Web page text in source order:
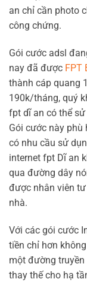
an chỉ cần photo
công chứng.
Gói cước adsl
nay đã được FPT
thành cáp quang
190k/tháng, quý
fpt dĩ an có thể
Gói cước này
có nhu cầu sử
internet fpt Dĩ an
qua đường dây
được nhân viên
nhà.
Với các gói cước
tiền chỉ hơn
một đường
thay thế cho hạ